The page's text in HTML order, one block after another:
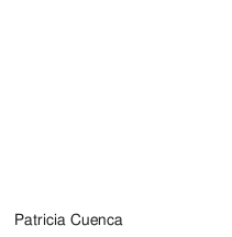
Patricia Cuenca